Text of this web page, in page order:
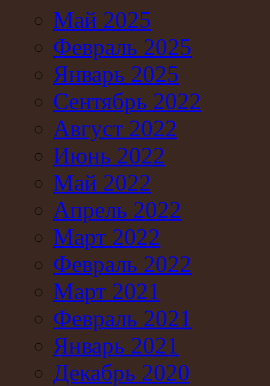
Май 2025
Февраль 2025
Январь 2025
Сентябрь 2022
Август 2022
Июнь 2022
Май 2022
Апрель 2022
Март 2022
Февраль 2022
Март 2021
Февраль 2021
Январь 2021
Декабрь 2020